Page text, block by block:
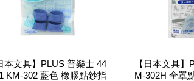
本文具】PLUS 普樂士 44
KM-302 藍色 橡膠點鈔指
【日本文具
M-302H 全罩